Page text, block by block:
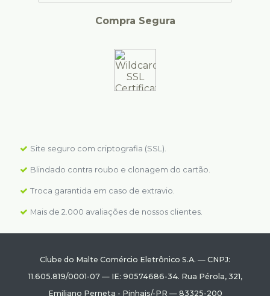
Compra Segura
Site seguro com criptografia (SSL).
Blindado contra roubo e clonagem do cartão.
Troca garantida em caso de extravio.
Mais de 2.000 avaliações de nossos clientes.
Clube do Malte Comércio Eletrônico S.A. — CNPJ:
11.605.819/0001-07— IE: 90574686-34. Rua Pérola, 321,
Emiliano Perneta - Pinhais/-PR — 83325-200